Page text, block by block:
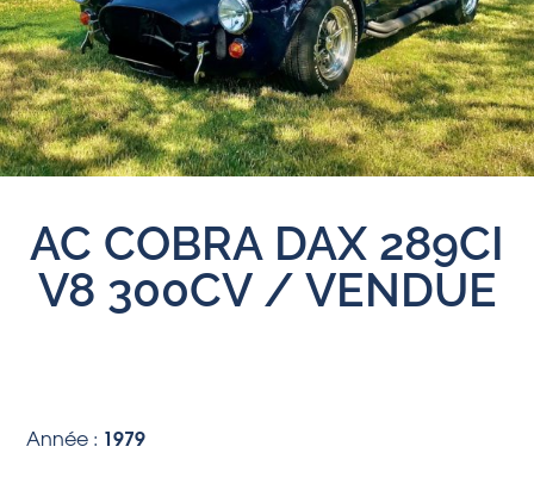
AC COBRA DAX 289CI
V8 300CV / VENDUE
Année : 1979